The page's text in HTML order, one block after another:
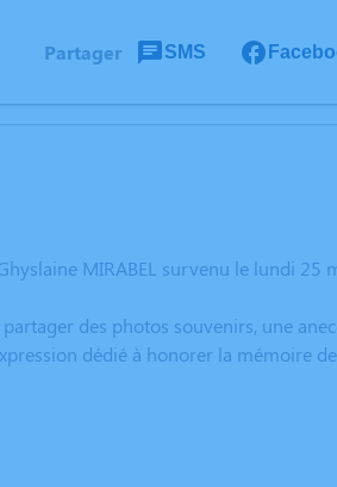
Partager SMS
MIRABEL survenu le lundi 25
des photos souvenirs, une
dédié à honorer la mémoire